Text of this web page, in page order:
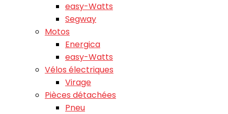
easy-Watts
Segway
Motos
Energica
easy-Watts
Vélos électriques
Virage
Pièces détachées
Pneu